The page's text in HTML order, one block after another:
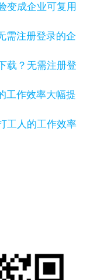
变成企业可复用
载？无需注册登
工人的工作效率